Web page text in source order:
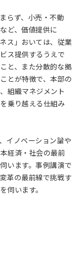
らず、小売・不動
ど、価値提供に
ス」おいては、従業
ス提供するうえで
と、また分散的な拠
とが特徴で、本部の
組織マネジメント
乗り越える仕組み
イノベーション論や
経済・社会の最前
います。事例講演で
革の最前線で挑戦す
伺います。